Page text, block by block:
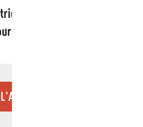
dans le Garlaban -